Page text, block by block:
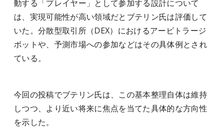
動する「プレイヤー」として参加する設計について
は、実現可能性が高い領域だとブテリン氏は評価して
いた。分散型取引所（DEX）におけるアービトラージ
ボットや、予測市場への参加などはその具体例とされ
ている。
今回の投稿でブテリン氏は、この基本整理自体は維持
しつつ、より近い将来に焦点を当てた具体的な方向性
を示した。